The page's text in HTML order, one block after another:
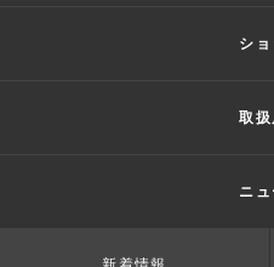
シ
取扱
ニュ